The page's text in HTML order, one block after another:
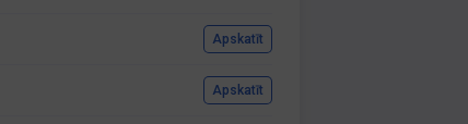
Apskatīt
Apskatīt